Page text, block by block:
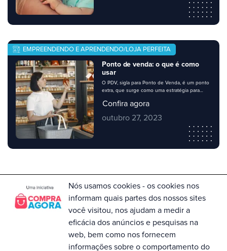
Nós usamos cookies - os cookies nos
informam quais partes dos nossos sites
você visitou, nos ajudam a medir a
eficácia dos anúncios e pesquisas na
web, bem como nos fornecem
informações sobre o comportamento do
vendas, e é nesses que sua loja deve investir.
Ponto de venda: o que é como
usar
O PDV, sigla para Ponto de Venda, é um ponto
extra, que surge como uma estratégia para
– sua loja. Os pontos de venda são locais de
produtos, que chamam mais atenção por
ficarem em evidência. Ao longo do post você
Confira agora
outubro 27, 2023
EMPREENDENDO E APRENDENDO/LOJA PERFEITA
Para dúvidas no Compra Agora entre em
contato com a Central de Atendimento no
telefone 0800 055 0073. Horário de
Funcionamento: Segunda à Sexta, das